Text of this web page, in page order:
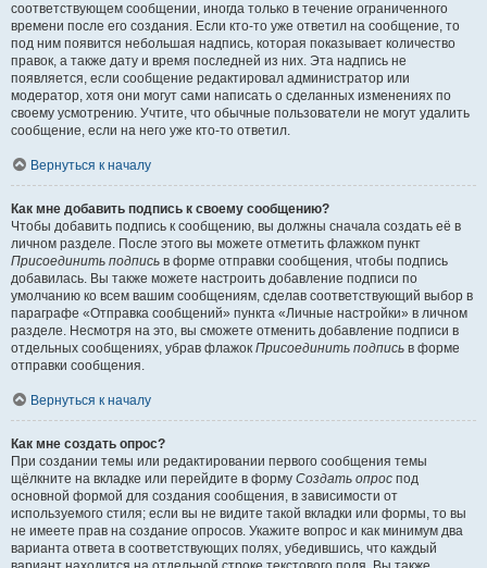
соответствующем сообщении, иногда только в течение ограниченного
времени после его создания. Если кто-то уже ответил на сообщение, то
под ним появится небольшая надпись, которая показывает количество
правок, а также дату и время последней из них. Эта надпись не
появляется, если сообщение редактировал администратор или
модератор, хотя они могут сами написать о сделанных изменениях по
своему усмотрению. Учтите, что обычные пользователи не могут удалить
сообщение, если на него уже кто-то ответил.
Вернуться к началу
Как мне добавить подпись к своему сообщению?
Чтобы добавить подпись к сообщению, вы должны сначала создать её в
личном разделе. После этого вы можете отметить флажком пункт
Присоединить подпись в форме отправки сообщения, чтобы подпись
добавилась. Вы также можете настроить добавление подписи по
умолчанию ко всем вашим сообщениям, сделав соответствующий выбор в
параграфе «Отправка сообщений» пункта «Личные настройки» в личном
разделе. Несмотря на это, вы сможете отменить добавление подписи в
отдельных сообщениях, убрав флажок Присоединить подпись в форме
отправки сообщения.
Вернуться к началу
Как мне создать опрос?
При создании темы или редактировании первого сообщения темы
щёлкните на вкладке или перейдите в форму Создать опрос под
основной формой для создания сообщения, в зависимости от
используемого стиля; если вы не видите такой вкладки или формы, то вы
не имеете прав на создание опросов. Укажите вопрос и как минимум два
варианта ответа в соответствующих полях, убедившись, что каждый